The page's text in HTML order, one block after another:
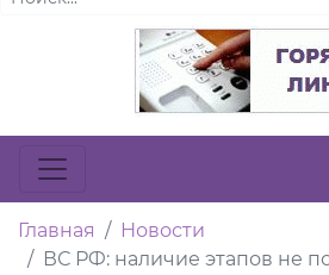
Главная
Новости
ВС РФ: наличие этапов не